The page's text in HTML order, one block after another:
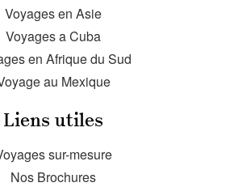
Voyages en Asie
Voyages a Cuba
en Afrique du Sud
au Mexique
Liens utiles
sur-mesure
Nos Brochures